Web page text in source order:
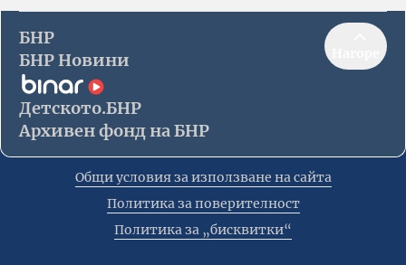
БНР
БНР Новини
Детското.БНР
Архивен фонд на БНР
Общи условия за използване на сайта
Политика за поверителност
Политика за „бисквитки“